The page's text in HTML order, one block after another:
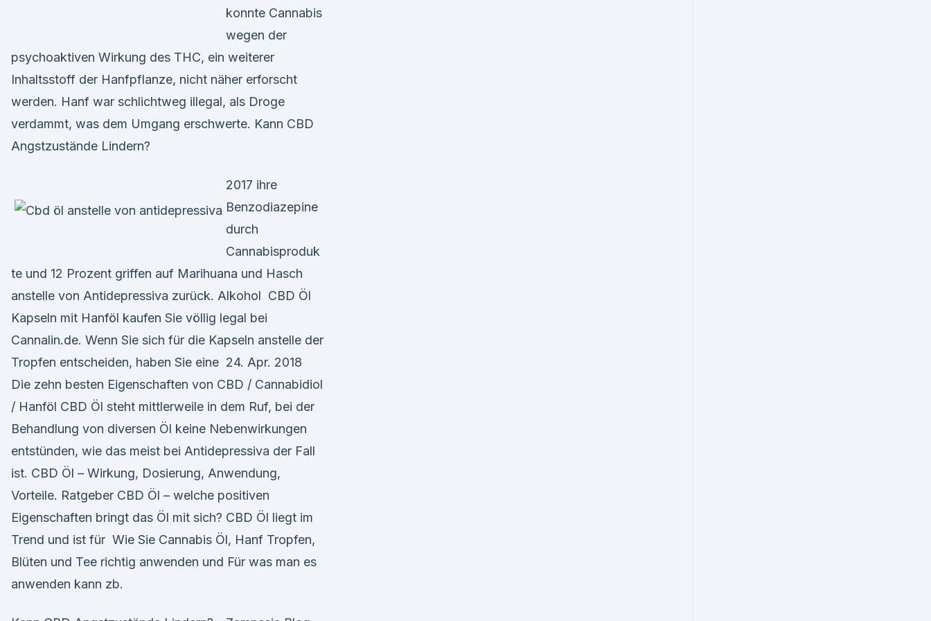
konnte Cannabis
wegen der
psychoaktiven Wirkung des THC, ein weiterer
Inhaltsstoff der Hanfpflanze, nicht näher erforscht
werden. Hanf war schlichtweg illegal, als Droge
verdammt, was dem Umgang erschwerte. Kann CBD
Angstzustände Lindern?
2017 ihre
Benzodiazepine
durch
Cannabisproduk
te und 12 Prozent griffen auf Marihuana und Hasch
anstelle von Antidepressiva zurück. Alkohol CBD Öl
Kapseln mit Hanföl kaufen Sie völlig legal bei
Cannalin.de. Wenn Sie sich für die Kapseln anstelle der
Tropfen entscheiden, haben Sie eine 24. Apr. 2018
Die zehn besten Eigenschaften von CBD / Cannabidiol
/ Hanföl CBD Öl steht mittlerweile in dem Ruf, bei der
Behandlung von diversen Öl keine Nebenwirkungen
entstünden, wie das meist bei Antidepressiva der Fall
ist. CBD Öl – Wirkung, Dosierung, Anwendung,
Vorteile. Ratgeber CBD Öl – welche positiven
Eigenschaften bringt das Öl mit sich? CBD Öl liegt im
Trend und ist für Wie Sie Cannabis Öl, Hanf Tropfen,
Blüten und Tee richtig anwenden und Für was man es
anwenden kann zb.